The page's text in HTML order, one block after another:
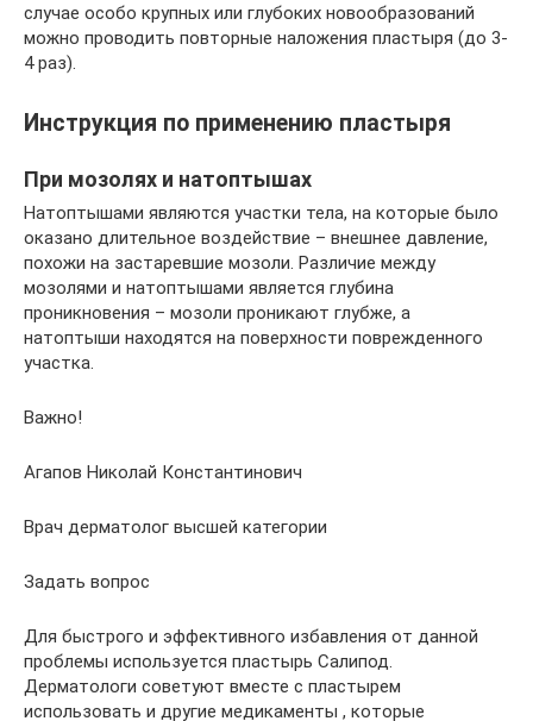
случае особо крупных или глубоких новообразований
можно проводить повторные наложения пластыря (до 3-
4 раз).
Инструкция по применению пластыря
При мозолях и натоптышах
Натоптышами являются участки тела, на которые было
оказано длительное воздействие – внешнее давление,
похожи на застаревшие мозоли. Различие между
мозолями и натоптышами является глубина
проникновения – мозоли проникают глубже, а
натоптыши находятся на поверхности поврежденного
участка.
Важно!
Агапов Николай Константинович
Врач дерматолог высшей категории
Задать вопрос
Для быстрого и эффективного избавления от данной
проблемы используется пластырь Салипод.
Дерматологи советуют вместе с пластырем
использовать и другие медикаменты , которые